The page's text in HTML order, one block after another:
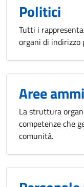
Politici
Tutti i
organi di indirizzo
Aree
La struttura
competenze che
comunità.